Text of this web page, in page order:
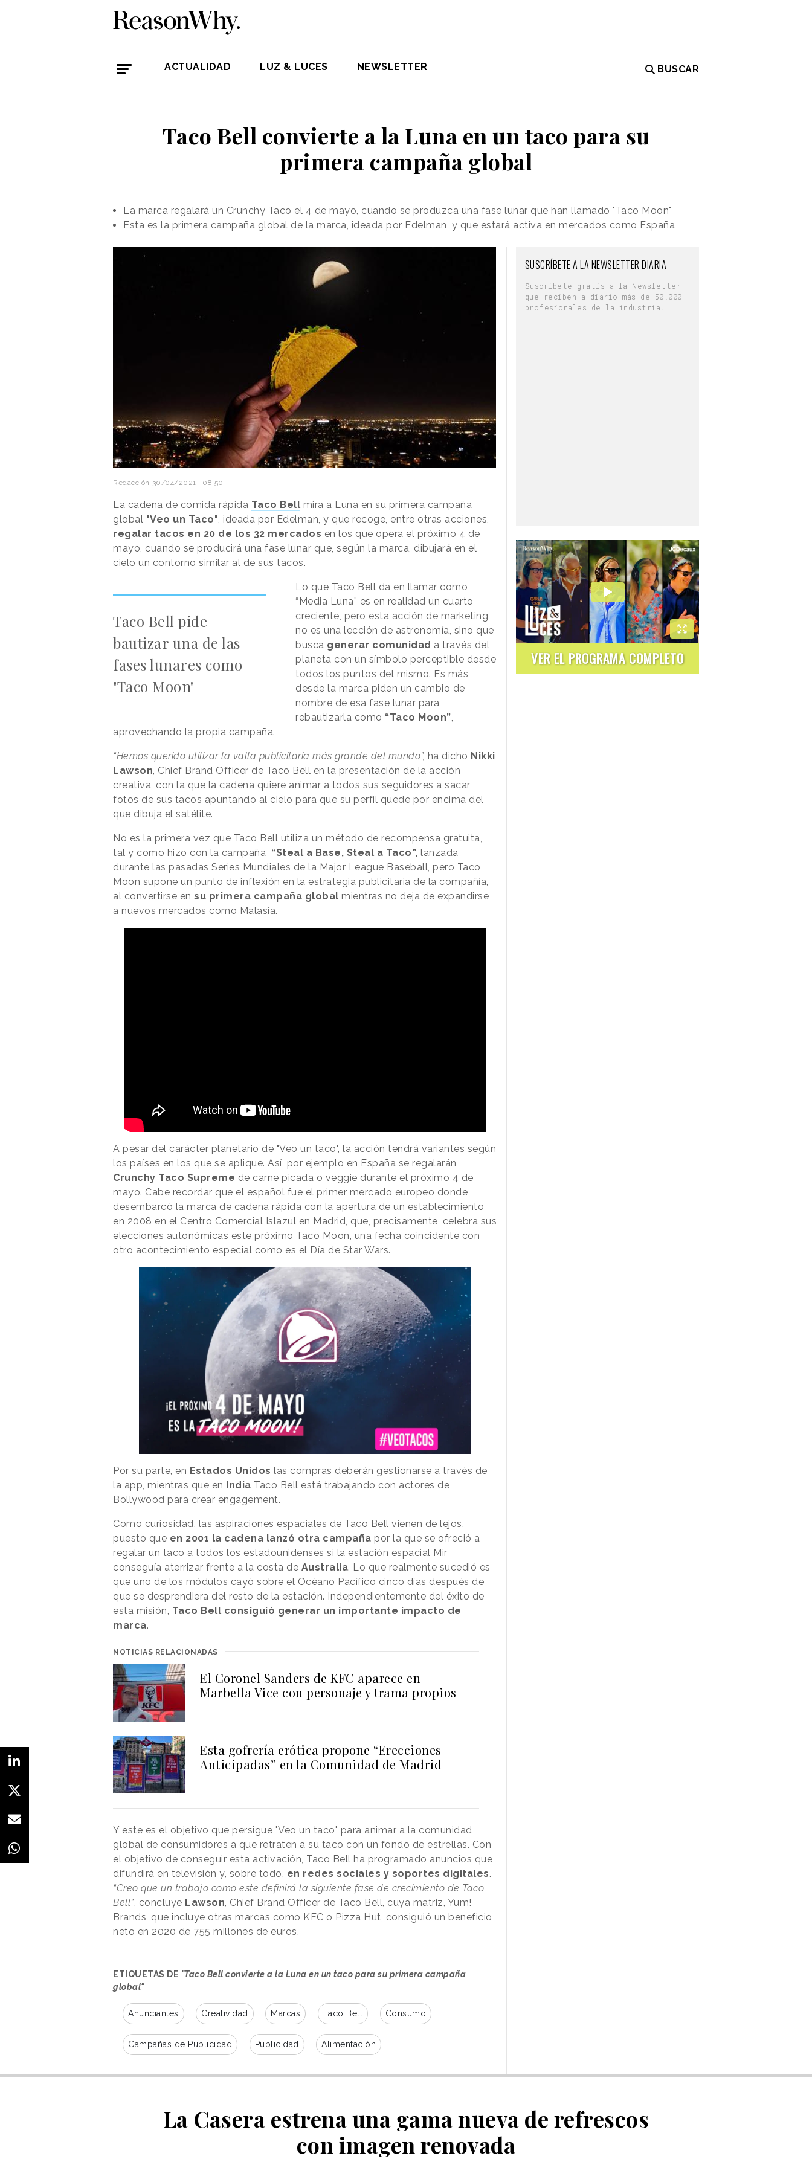
ACTUALIDAD LUZ & LUCES NEWSLETTER BUSCAR
Taco Bell convierte a la Luna en un taco para su
primera campaña global
La marca regalará un Crunchy Taco el 4 de mayo, cuando se produzca una fase lunar que han llamado "Taco Moon"
Esta es la primera campaña global de la marca, ideada por Edelman, y que estará activa en mercados como España
Redacción 30/04/2021 · 08:50
La cadena de comida rápida Taco Bell mira a Luna en su primera campaña
global "Veo un Taco" , ideada por Edelman, y que recoge, entre otras acciones,
regalar tacos en 20 de los 32 mercados en los que opera el próximo 4 de
mayo, cuando se producirá una fase lunar que, según la marca, dibujará en el
cielo un contorno similar al de sus tacos.
Taco Bell pide
bautizar una de las
fases lunares como
"Taco Moon"
Lo que Taco Bell da en llamar como
“Media Luna” es en realidad un cuarto
creciente, pero esta acción de marketing
no es una lección de astronomía, sino que
busca generar comunidad a través del
planeta con un símbolo perceptible desde
todos los puntos del mismo. Es más,
desde la marca piden un cambio de
nombre de esa fase lunar para
rebautizarla como “Taco Moon”
aprovechando la propia campaña.
“Hemos querido utilizar la valla publicitaria más grande del mundo”, ha dicho Nikki
Lawson , Chief Brand Officer de Taco Bell en la presentación de la acción
creativa, con la que la cadena quiere animar a todos sus seguidores a sacar
fotos de sus tacos apuntando al cielo para que su perfil quede por encima del
que dibuja el satélite.
No es la primera vez que Taco Bell utiliza un método de recompensa gratuita,
tal y como hizo con la campaña “Steal a Base, Steal a Taco”, lanzada
durante las pasadas Series Mundiales de la Major League Baseball, pero Taco
Moon supone un punto de inflexión en la estrategia publicitaria de la compañía,
al convertirse en su primera campaña global mientras no deja de expandirse
a nuevos mercados como Malasia.
A pesar del carácter planetario de "Veo un taco", la acción tendrá variantes según
los países en los que se aplique. Así, por ejemplo en España se regalarán
Crunchy Taco Supreme de carne picada o veggie durante el próximo 4 de
mayo. Cabe recordar que el español fue el primer mercado europeo donde
desembarcó la marca de cadena rápida con la apertura de un establecimiento
en 2008 en el Centro Comercial Islazul en Madrid, que, precisamente, celebra sus
elecciones autonómicas este próximo Taco Moon, una fecha coincidente con
otro acontecimiento especial como es el Día de Star Wars.
Por su parte, en Estados Unidos las compras deberán gestionarse a través de
la app, mientras que en India Taco Bell está trabajando con actores de
Bollywood para crear engagement.
Como curiosidad, las aspiraciones espaciales de Taco Bell vienen de lejos,
puesto que en 2001 la cadena lanzó otra campaña por la que se ofreció a
regalar un taco a todos los estadounidenses si la estación espacial Mir
conseguía aterrizar frente a la costa de Australia. Lo que realmente sucedió es
que uno de los módulos cayó sobre el Océano Pacífico cinco días después de
que se desprendiera del resto de la estación. Independientemente del éxito de
esta misión, Taco Bell consiguió generar un importante impacto de
marca.
NOTICIAS RELACIONADAS
El Coronel Sanders de KFC aparece en
Marbella Vice con personaje y trama propios
Esta gofrería erótica propone “Erecciones
Anticipadas” en la Comunidad de Madrid
Y este es el objetivo que persigue "Veo un taco" para animar a la comunidad
global de consumidores a que retraten a su taco con un fondo de estrellas. Con
el objetivo de conseguir esta activación, Taco Bell ha programado anuncios que
difundirá en televisión y, sobre todo, en redes sociales y soportes digitales.
“Creo que un trabajo como este definirá la siguiente fase de crecimiento de Taco
Bell”, concluye Lawson , Chief Brand Officer de Taco Bell, cuya matriz, Yum!
Brands, que incluye otras marcas como KFC o Pizza Hut, consiguió un beneficio
neto en 2020 de 755 millones de euros.
ETIQUETAS DE "Taco Bell convierte a la Luna en un taco para su primera campaña
global"
Anunciantes Creatividad Marcas Taco Bell Consumo
Campañas de Publicidad Publicidad Alimentación
SUSCRÍBETE A LA NEWSLETTER DIARIA
Suscríbete gratis a la Newsletter
que reciben a diario más de 50.000
profesionales de la industria.
VER EL PROGRAMA COMPLETO
La Casera estrena una gama nueva de refrescos
con imagen renovada